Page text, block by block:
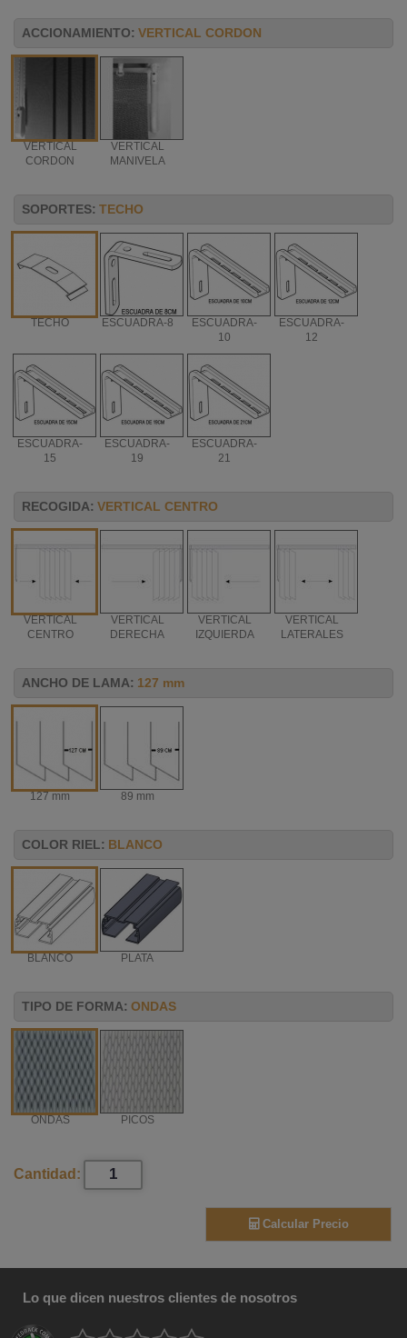
ACCIONAMIENTO: VERTICAL CORDON
VERTICAL
CORDON
VERTICAL
MANIVELA
SOPORTES: TECHO
TECHO ESCUADRA-8
ESCUADRA-
10
ESCUADRA-
12
ESCUADRA-
15
ESCUADRA-
19
ESCUADRA-
21
RECOGIDA: VERTICAL CENTRO
VERTICAL
CENTRO
VERTICAL
DERECHA
VERTICAL
IZQUIERDA
VERTICAL
LATERALES
ANCHO DE LAMA: 127 mm
127 mm 89 mm
COLOR RIEL: BLANCO
BLANCO PLATA
TIPO DE FORMA: ONDAS
ONDAS PICOS
Cantidad:
Calcular Precio
Lo que dicen nuestros clientes de nosotros